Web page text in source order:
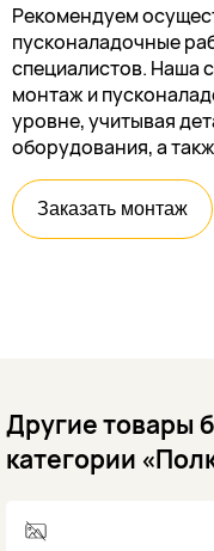
Рекомендуем
пусконаладочные
специалистов. Наша
монтаж и
уровне, учитывая
оборудования, а
Заказать монтаж
Другие товары
категории